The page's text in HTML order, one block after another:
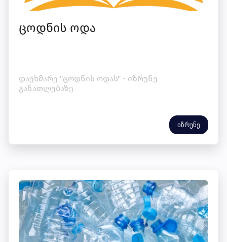
ცოდნის ოდა
დაეხმარე "ცოდნის ოდას" - იზრუნე
განათლებაზე
იზრუნე